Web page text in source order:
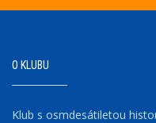
O KLUBU
Klub s osmdesátiletou